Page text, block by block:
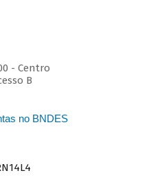
- Centro
B
no BNDES